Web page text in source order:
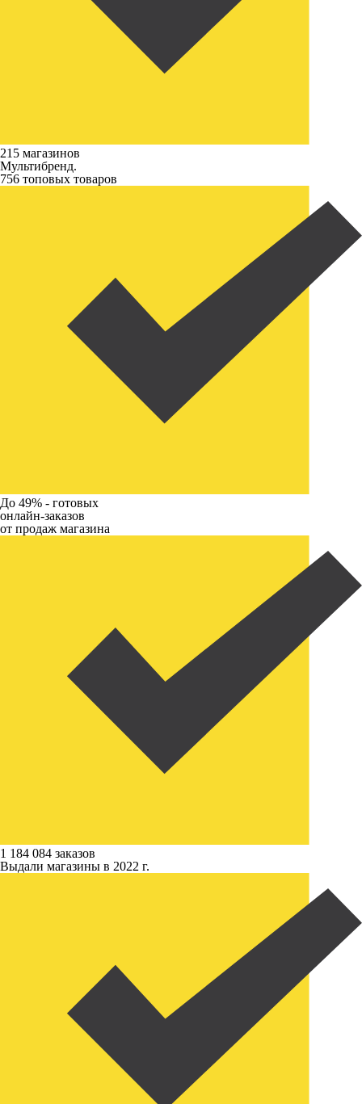
215 магазинов
Мультибренд.
756 топовых товаров
До 49% - готовых
онлайн-заказов
от продаж магазина
1 184 084 заказов
Выдали магазины в 2022 г.